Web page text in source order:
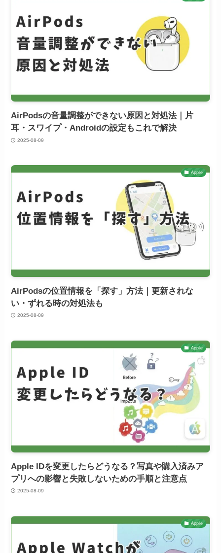
AirPodsの音量調整ができない原因と対処法｜片
耳・スワイプ・Androidの設定もこれで解決
2025-08-09
Apple
AirPodsの位置情報を「探す」方法｜更新されな
い・ずれる時の対処法も
2025-08-09
Apple
Apple IDを変更したらどうなる？写真や購入済みア
プリへの影響と失敗しないための手順と注意点
2025-08-09
Apple